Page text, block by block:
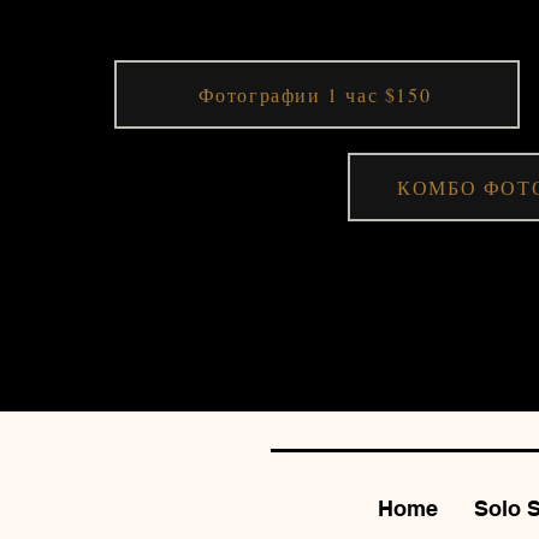
Фотографии 1 час $150
КОМБО
Home Solo